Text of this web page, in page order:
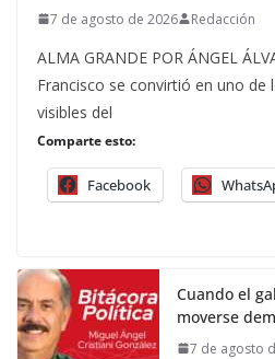
7 de agosto de 2026 Redacción
ALMA GRANDE POR ÁNGEL
Francisco se convirtió en uno
visibles del
Comparte esto:
Facebook
Cuando el
moverse
7 de agosto